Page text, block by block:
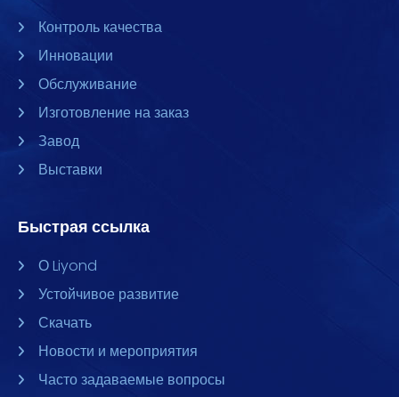
Контроль качества
Инновации
Обслуживание
Изготовление на заказ
Завод
Выставки
Быстрая ссылка
О Liyond
Устойчивое развитие
Скачать
Новости и мероприятия
Часто задаваемые вопросы